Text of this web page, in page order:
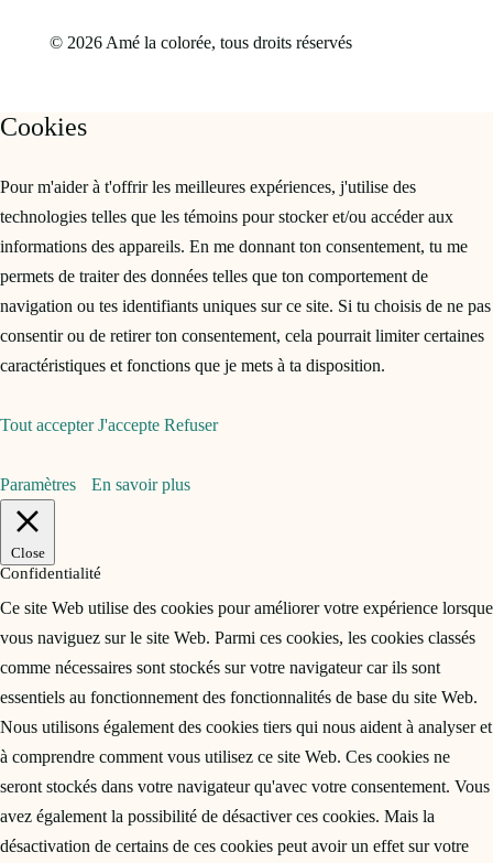
© 2026 Amé la colorée, tous droits réservés
Cookies
Pour m'aider à t'offrir les meilleures expériences, j'utilise des
technologies telles que les témoins pour stocker et/ou accéder aux
informations des appareils. En me donnant ton consentement, tu me
permets de traiter des données telles que ton comportement de
navigation ou tes identifiants uniques sur ce site. Si tu choisis de ne pas
consentir ou de retirer ton consentement, cela pourrait limiter certaines
caractéristiques et fonctions que je mets à ta disposition.
Tout accepter J'accepte Refuser
Paramètres En savoir plus
Close
Confidentialité
Ce site Web utilise des cookies pour améliorer votre expérience lorsque
vous naviguez sur le site Web. Parmi ces cookies, les cookies classés
comme nécessaires sont stockés sur votre navigateur car ils sont
essentiels au fonctionnement des fonctionnalités de base du site Web.
Nous utilisons également des cookies tiers qui nous aident à analyser et
à comprendre comment vous utilisez ce site Web. Ces cookies ne
seront stockés dans votre navigateur qu'avec votre consentement. Vous
avez également la possibilité de désactiver ces cookies. Mais la
désactivation de certains de ces cookies peut avoir un effet sur votre